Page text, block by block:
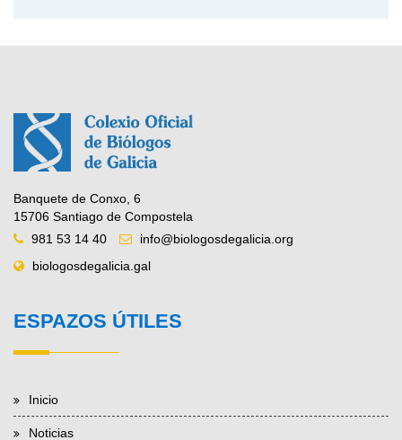
Banquete de Conxo, 6
15706 Santiago de Compostela
981 53 14 40
info@biologosdegalicia.org
biologosdegalicia.gal
ESPAZOS ÚTILES
Inicio
Noticias